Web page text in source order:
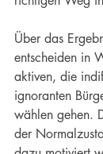
Über das
entscheiden in
aktiven, die
ignoranten
wählen gehen.
der